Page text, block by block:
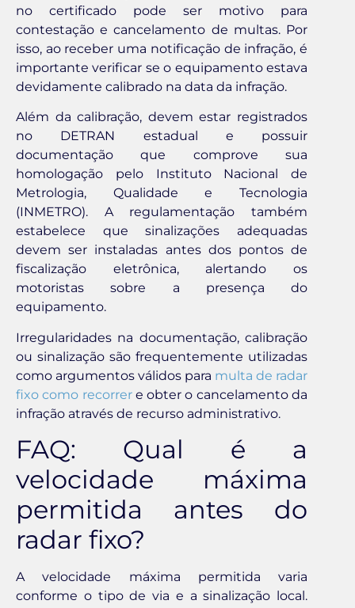
no certificado pode ser motivo para
contestação e cancelamento de multas. Por
isso, ao receber uma notificação de infração, é
importante verificar se o equipamento estava
devidamente calibrado na data da infração.
Além da calibração, devem estar registrados
no DETRAN estadual e possuir
documentação que comprove sua
homologação pelo Instituto Nacional de
Metrologia, Qualidade e Tecnologia
(INMETRO). A regulamentação também
estabelece que sinalizações adequadas
devem ser instaladas antes dos pontos de
fiscalização eletrônica, alertando os
motoristas sobre a presença do
equipamento.
Irregularidades na documentação, calibração
ou sinalização são frequentemente utilizadas
como argumentos válidos para multa de radar
fixo como recorrere obter o cancelamento da
infração através de recurso administrativo.
FAQ: Qual é a
velocidade máxima
permitida antes do
radar fixo?
A velocidade máxima permitida varia
conforme o tipo de via e a sinalização local.